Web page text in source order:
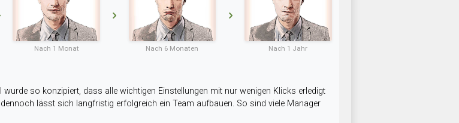
Nach 1 Monat Nach 6 Monaten Nach 1 Jahr
so konzipiert, dass alle wichtigen Einstellungen mit nur wenigen Klicks erledigt
lässt sich langfristig erfolgreich ein Team aufbauen. So sind viele Manager